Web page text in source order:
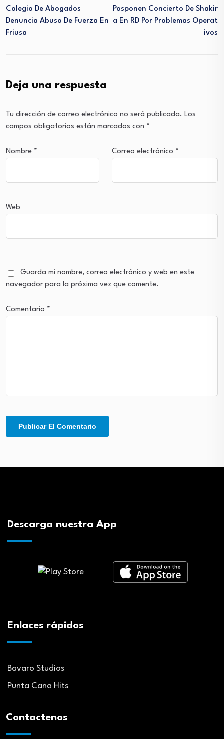
Colegio De Abogados
Denuncia Abuso De Fuerza En
Friusa
Posponen Concierto De Shakir
A En RD Por Problemas Operat
Ivos
Deja una respuesta
Tu dirección de correo electrónico no será publicada. Los
campos obligatorios están marcados con *
Nombre * Correo electrónico *
Web
Guarda mi nombre, correo electrónico y web en este
navegador para la próxima vez que comente.
Comentario *
Descarga nuestra App
Enlaces rápidos
Bavaro Studios
Punta Cana Hits
Contactenos